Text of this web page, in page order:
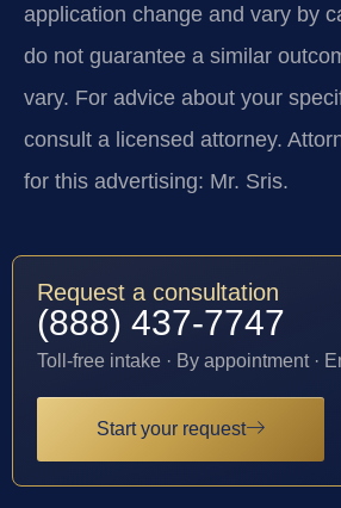
application change and vary by
do not guarantee a similar
vary. For advice about your
consult a licensed attorney.
for this advertising: Mr. Sris.
Request a consultation
(888) 437-7747
Toll-free intake · By appointment ·
Start your request